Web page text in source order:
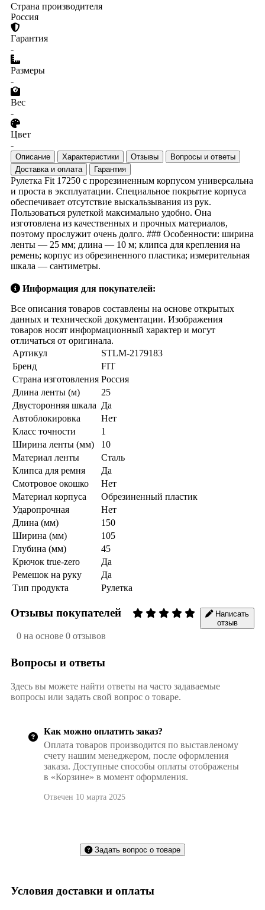
Страна производителя
Россия
Гарантия
-
Размеры
-
Вес
-
Цвет
-
Описание Характеристики Отзывы
Вопросы и ответы
Доставка и оплата
Гарантия
Рулетка Fit 17250 с прорезиненным корпусом универсальна
и проста в эксплуатации. Специальное покрытие корпуса
обеспечивает отсутствие выскальзывания из рук.
Пользоваться рулеткой максимально удобно. Она
изготовлена из качественных и прочных материалов,
поэтому прослужит очень долго. ### Особенности: ширина
ленты — 25 мм; длина — 10 м; клипса для крепления на
ремень; корпус из обрезиненного пластика; измерительная
шкала — сантиметры.
Информация для покупателей:
Все описания товаров составлены на основе открытых
данных и технической документации. Изображения
товаров носят информационный характер и могут
отличаться от оригинала.
Артикул
STLM-2179183
Бренд
FIT
Страна изготовления Россия
Длина ленты (м)
25
Двусторонняя шкала Да
Автоблокировка
Нет
Класс точности
1
Ширина ленты (мм)
10
Материал ленты
Сталь
Клипса для ремня
Да
Смотровое окошко
Нет
Материал корпуса
Обрезиненный пластик
Ударопрочная
Нет
Длина (мм)
150
Ширина (мм)
105
Глубина (мм)
45
Крючок true-zero
Да
Ремешок на руку
Да
Тип продукта
Рулетка
Отзывы покупателей
0 на основе 0 отзывов
Написать
отзыв
Вопросы и ответы
Здесь вы можете найти ответы на часто задаваемые
вопросы или задать свой вопрос о товаре.
Как можно оплатить заказ?
Оплата товаров производится по выставленому
счету нашим менеджером, после оформления
заказа. Доступные способы оплаты отображены
в «Корзине» в момент оформления.
Отвечен 10 марта 2025
Задать вопрос о товаре
Условия доставки и оплаты